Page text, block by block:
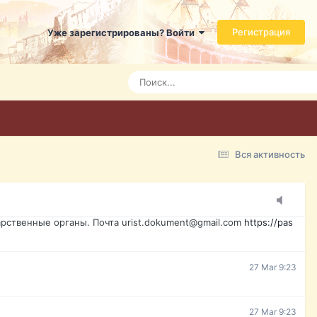
Уже зарегистрированы? Войти Регистрация
Вся активность
даже ребенок. Быстрое оформление договора с
Today 3:21
Today 3:24
Today 3:28
15 Mar 16:47
органы. Почта urist.dokument@gmail.com https://pas
27 Mar 9:23
27 Mar 9:23